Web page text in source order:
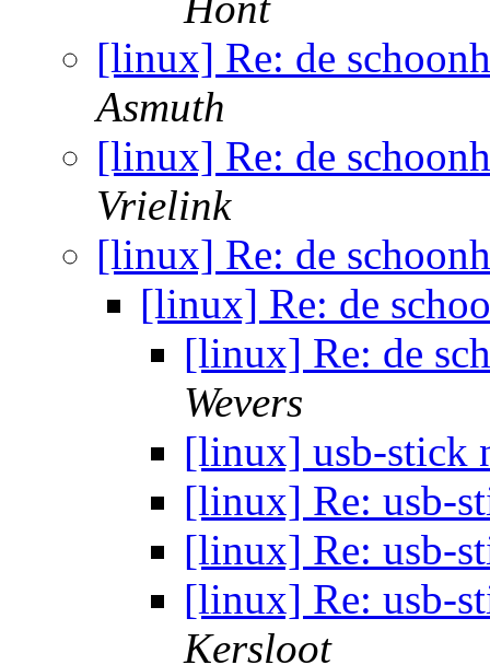
[linux] Re: de
Asmuth
[linux] Re: de
Vrielink
[linux] Re: de
[linux] Re: de
[linux] Re: de
Wevers
[linux] usb-stick
[linux] Re: usb-
[linux] Re: usb-
[linux] Re: usb-
Kersloot